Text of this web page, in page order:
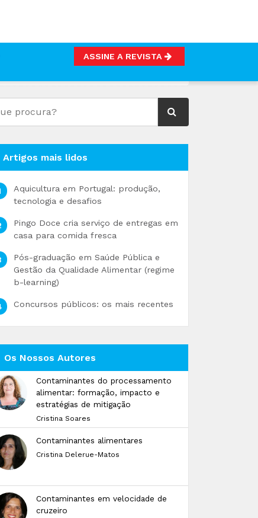
ASSINE A REVISTA
Artigos mais lidos
Aquicultura em Portugal: produção,
tecnologia e desafios
Pingo Doce cria serviço de entregas em
casa para comida fresca
Pós-graduação em Saúde Pública e
Gestão da Qualidade Alimentar (regime
b-learning)
Concursos públicos: os mais recentes
Os Nossos Autores
Contaminantes do processamento
alimentar: formação, impacto e
estratégias de mitigação
Cristina Soares
Contaminantes alimentares
Cristina Delerue-Matos
Contaminantes em velocidade de
cruzeiro